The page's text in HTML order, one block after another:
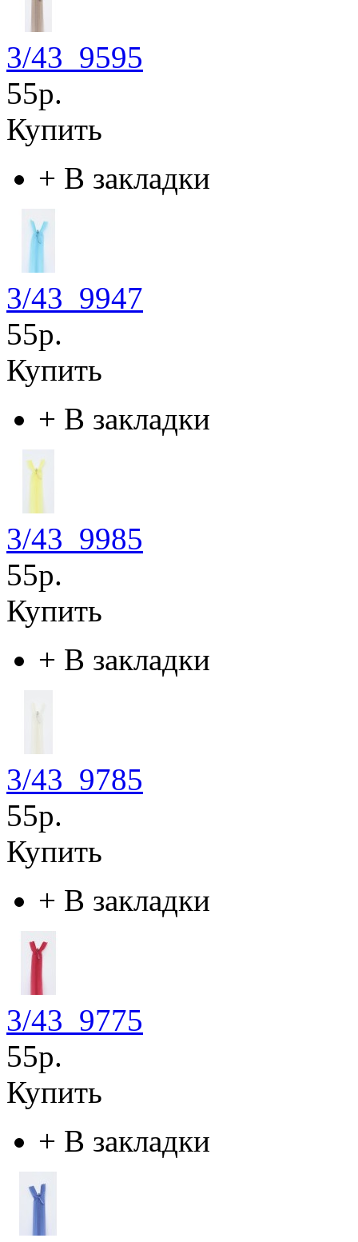
3/43_9595
55р.
Купить
+ В закладки
3/43_9947
55р.
Купить
+ В закладки
3/43_9985
55р.
Купить
+ В закладки
3/43_9785
55р.
Купить
+ В закладки
3/43_9775
55р.
Купить
+ В закладки